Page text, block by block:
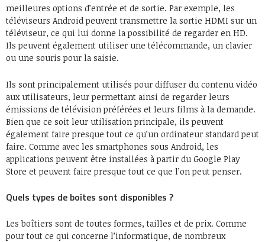
meilleures options d’entrée et de sortie. Par exemple, les
téléviseurs Android peuvent transmettre la sortie HDMI sur un
téléviseur, ce qui lui donne la possibilité de regarder en HD.
Ils peuvent également utiliser une télécommande, un clavier
ou une souris pour la saisie.
Ils sont principalement utilisés pour diffuser du contenu vidéo
aux utilisateurs, leur permettant ainsi de regarder leurs
émissions de télévision préférées et leurs films à la demande.
Bien que ce soit leur utilisation principale, ils peuvent
également faire presque tout ce qu’un ordinateur standard peut
faire. Comme avec les smartphones sous Android, les
applications peuvent être installées à partir du Google Play
Store et peuvent faire presque tout ce que l’on peut penser.
Quels types de boîtes sont disponibles ?
Les boîtiers sont de toutes formes, tailles et de prix. Comme
pour tout ce qui concerne l’informatique, de nombreux